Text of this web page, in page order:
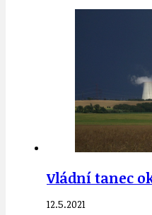
Vládní tanec
12.5.2021